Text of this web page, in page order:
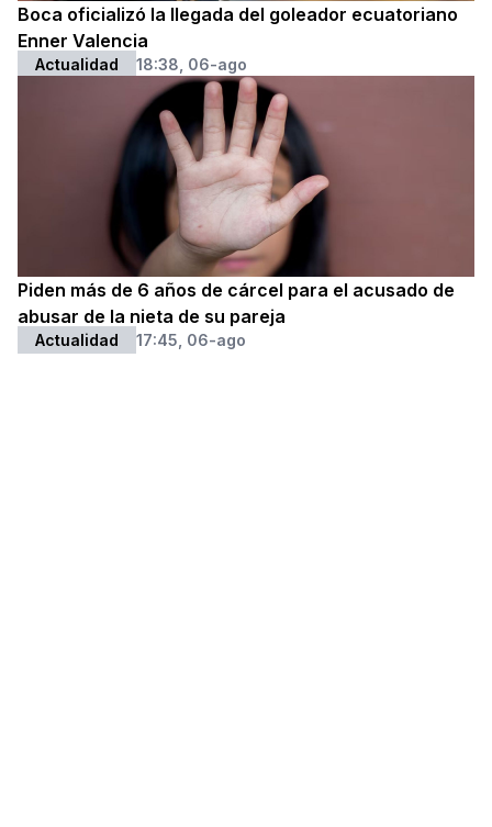
Boca oficializó la llegada del goleador ecuatoriano
Enner Valencia
Actualidad 18:38, 06-ago
Piden más de 6 años de cárcel para el acusado de
abusar de la nieta de su pareja
Actualidad 17:45, 06-ago